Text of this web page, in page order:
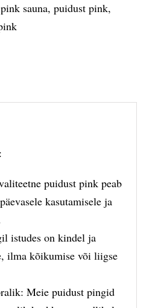
pink sauna, puidust pink,
puidust pink peab
kasutamisele ja
istudes on kindel ja
ilma kõikumise või liigse
Meie puidust pingid